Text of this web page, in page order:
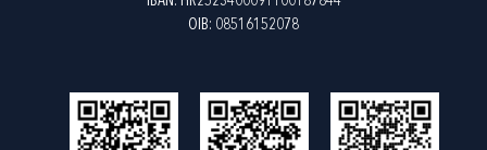
OIB: 08516152078